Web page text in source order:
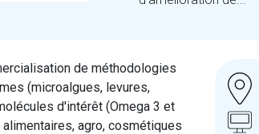
de méthodologies
(microalgues, levures,
d'intérêt (Omega 3 et
agro, cosmétiques